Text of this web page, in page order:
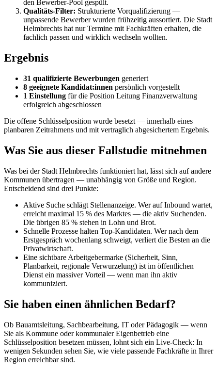
den Bewerber-Pool gespült.
Qualitäts-Filter: Strukturierte Vorqualifizierung —
unpassende Bewerber wurden frühzeitig aussortiert. Die Stadt
Helmbrechts hat nur Termine mit Fachkräften erhalten, die
fachlich passen und wirklich wechseln wollten.
Ergebnis
31 qualifizierte Bewerbungen generiert
8 geeignete Kandidat:innen persönlich vorgestellt
1 Einstellung für die Position Leitung Finanzverwaltung
erfolgreich abgeschlossen
Die offene Schlüsselposition wurde besetzt — innerhalb eines
planbaren Zeitrahmens und mit vertraglich abgesichertem Ergebnis.
Was Sie aus dieser Fallstudie mitnehmen
Was bei der Stadt Helmbrechts funktioniert hat, lässt sich auf andere
Kommunen übertragen — unabhängig von Größe und Region.
Entscheidend sind drei Punkte:
Aktive Suche schlägt Stellenanzeige. Wer auf Inbound wartet,
erreicht maximal 15 % des Marktes — die aktiv Suchenden.
Die übrigen 85 % stehen in Lohn und Brot.
Schnelle Prozesse halten Top-Kandidaten. Wer nach dem
Erstgespräch wochenlang schweigt, verliert die Besten an die
Privatwirtschaft.
Eine sichtbare Arbeitgebermarke (Sicherheit, Sinn,
Planbarkeit, regionale Verwurzelung) ist im öffentlichen
Dienst ein massiver Vorteil — wenn man ihn aktiv
kommuniziert.
Sie haben einen ähnlichen Bedarf?
Ob Bauamtsleitung, Sachbearbeitung, IT oder Pädagogik — wenn
Sie als Kommune oder kommunaler Eigenbetrieb eine
Schlüsselposition besetzen müssen, lohnt sich ein Live-Check: In
wenigen Sekunden sehen Sie, wie viele passende Fachkräfte in Ihrer
Region erreichbar sind.